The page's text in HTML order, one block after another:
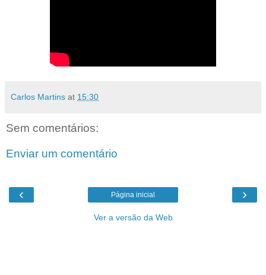
Carlos Martins at 15:30
Sem comentários:
Enviar um comentário
‹ ›
Página inicial
Ver a versão da Web